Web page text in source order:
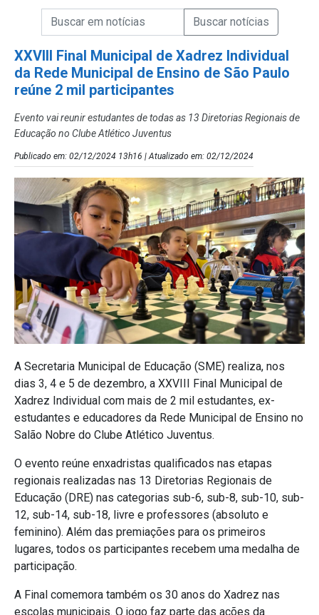
Campo de Busca de Notícias
Campo de Busca de informaçõesEnviar a Busca de Notícias
XXVIII Final Municipal de Xadrez Individual
da Rede Municipal de Ensino de São Paulo
reúne 2 mil participantes
Evento vai reunir estudantes de todas as 13 Diretorias Regionais de
Educação no Clube Atlético Juventus
Publicado em: 02/12/2024 13h16 | Atualizado em: 02/12/2024
A Secretaria Municipal de Educação (SME) realiza, nos
dias 3, 4 e 5 de dezembro, a XXVIII Final Municipal de
Xadrez Individual com mais de 2 mil estudantes, ex-
estudantes e educadores da Rede Municipal de Ensino no
Salão Nobre do Clube Atlético Juventus.
O evento reúne enxadristas qualificados nas etapas
regionais realizadas nas 13 Diretorias Regionais de
Educação (DRE) nas categorias sub-6, sub-8, sub-10, sub-
12, sub-14, sub-18, livre e professores (absoluto e
feminino). Além das premiações para os primeiros
lugares, todos os participantes recebem uma medalha de
participação.
A Final comemora também os 30 anos do Xadrez nas
escolas municipais. O jogo faz parte das ações da